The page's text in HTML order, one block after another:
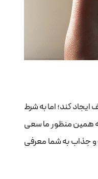
کند؛ اما به شرط
به همین منظور ما سعی
جذاب به شما معرفی